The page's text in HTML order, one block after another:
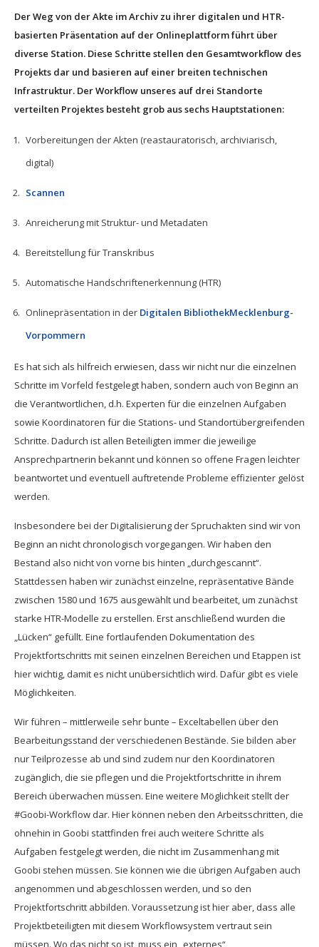
Der Weg von der Akte im Archiv zu ihrer digitalen und HTR-
basierten Präsentation auf der Onlineplattform führt über
diverse Station. Diese Schritte stellen den Gesamtworkflow des
Projekts dar und basieren auf einer breiten technischen
Infrastruktur. Der Workflow unseres auf drei Standorte
verteilten Projektes besteht grob aus sechs Hauptstationen:
Vorbereitungen der Akten (reastauratorisch, archiviarisch,
digital)
Scannen
Anreicherung mit Struktur- und Metadaten
Bereitstellung für Transkribus
Automatische Handschriftenerkennung (HTR)
Onlinepräsentation in der Digitalen BibliothekMecklenburg-
Vorpommern
Es hat sich als hilfreich erwiesen, dass wir nicht nur die einzelnen
Schritte im Vorfeld festgelegt haben, sondern auch von Beginn an
die Verantwortlichen, d.h. Experten für die einzelnen Aufgaben
sowie Koordinatoren für die Stations- und Standortübergreifenden
Schritte. Dadurch ist allen Beteiligten immer die jeweilige
Ansprechpartnerin bekannt und können so offene Fragen leichter
beantwortet und eventuell auftretende Probleme effizienter gelöst
werden.
Insbesondere bei der Digitalisierung der Spruchakten sind wir von
Beginn an nicht chronologisch vorgegangen. Wir haben den
Bestand also nicht von vorne bis hinten „durchgescannt“.
Stattdessen haben wir zunächst einzelne, repräsentative Bände
zwischen 1580 und 1675 ausgewählt und bearbeitet, um zunächst
starke HTR-Modelle zu erstellen. Erst anschließend wurden die
„Lücken“ gefüllt. Eine fortlaufenden Dokumentation des
Projektfortschritts mit seinen einzelnen Bereichen und Etappen ist
hier wichtig, damit es nicht unübersichtlich wird. Dafür gibt es viele
Möglichkeiten.
Wir führen – mittlerweile sehr bunte – Exceltabellen über den
Bearbeitungsstand der verschiedenen Bestände. Sie bilden aber
nur Teilprozesse ab und sind zudem nur den Koordinatoren
zugänglich, die sie pflegen und die Projektfortschritte in ihrem
Bereich überwachen müssen. Eine weitere Möglichkeit stellt der
#Goobi-Workflow dar. Hier können neben den Arbeitsschritten, die
ohnehin in Goobi stattfinden frei auch weitere Schritte als
Aufgaben festgelegt werden, die nicht im Zusammenhang mit
Goobi stehen müssen. Sie können wie die übrigen Aufgaben auch
angenommen und abgeschlossen werden, und so den
Projektfortschritt abbilden. Voraussetzung ist hier aber, dass alle
Projektbeteiligten mit diesem Workflowsystem vertraut sein
müssen. Wo das nicht so ist, muss ein „externes“